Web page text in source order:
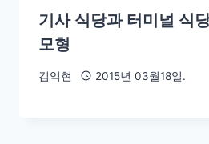
기사 식당과 터미널 식
모형
김익현 2015년 03월18일.